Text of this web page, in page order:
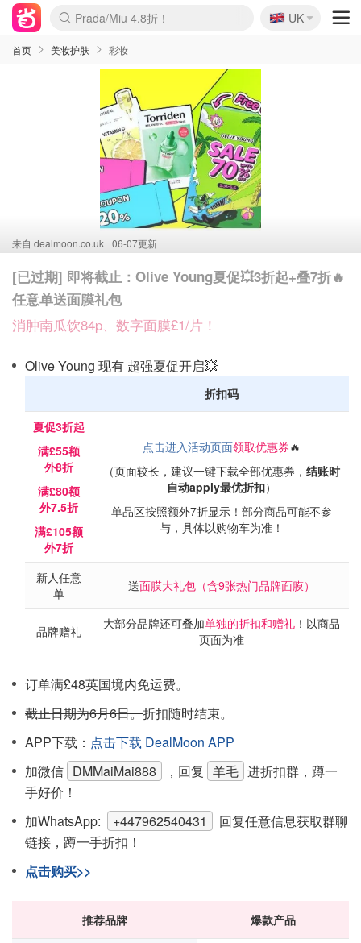
麦卢卡蜂蜜夏促！个位数！
Prada/Miu 4.8折！
啥？必胜客披萨5折！ 🇬🇧
UK
首页 美妆护肤 彩妆
来自 dealmoon.co.uk 06-07更新
[已过期] 即将截止：Olive Young夏促💥3折起+叠7折🔥
任意单送面膜礼包
消肿南瓜饮84p、数字面膜£1/片！
Olive Young 现有 超强夏促开启💥
折扣码
夏促3折起
满£55额
外8折
满£80额
外7.5折
满£105额
外7折
点击进入活动页面领取优惠券🔥
（页面较长，建议一键下载全部优惠券， 结账时
自动apply最优折扣）
单品区按照额外7折显示！部分商品可能不参
与，具体以购物车为准！
新人任意
单
送面膜大礼包（含9张热门品牌面膜）
品牌赠礼 大部分品牌还可叠加单独的折扣和赠礼！以商品
页面为准
订单满£48英国境内免运费。
截止日期为6月6日。折扣随时结束。
APP下载： 点击下载 DealMoon APP
加微信 DMMaiMai888 ，回复 羊毛 进折扣群，蹲一
手好价！
加WhatsApp:
+447962540431
回复任意信息获取群聊
链接，蹲一手折扣！
点击购买>>
推荐品牌 爆款产品